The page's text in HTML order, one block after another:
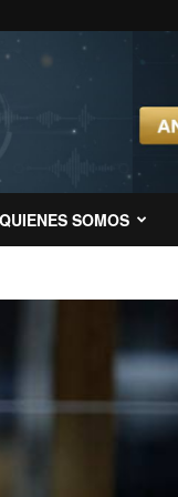
QUIENES SOMOS